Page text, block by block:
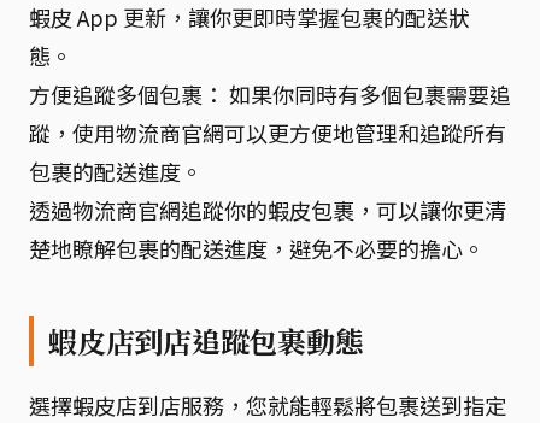
蝦皮 App 更新，讓你更即時掌握包裹的配送狀
態。
方便追蹤多個包裹： 如果你同時有多個包裹需要追
蹤，使用物流商官網可以更方便地管理和追蹤所有
包裹的配送進度。
透過物流商官網追蹤你的蝦皮包裹，可以讓你更清
楚地瞭解包裹的配送進度，避免不必要的擔心。
蝦皮店到店追蹤包裹動態
選擇蝦皮店到店服務，您就能輕鬆將包裹送到指定